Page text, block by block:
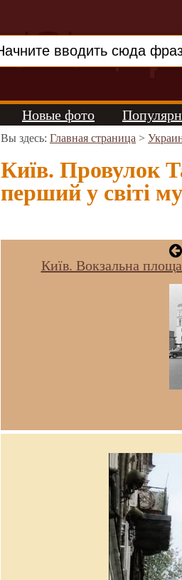
Новые фото
Вы здесь: Главная страница >
Київ. Провулок
перший у світі
Київ. Вокзальна